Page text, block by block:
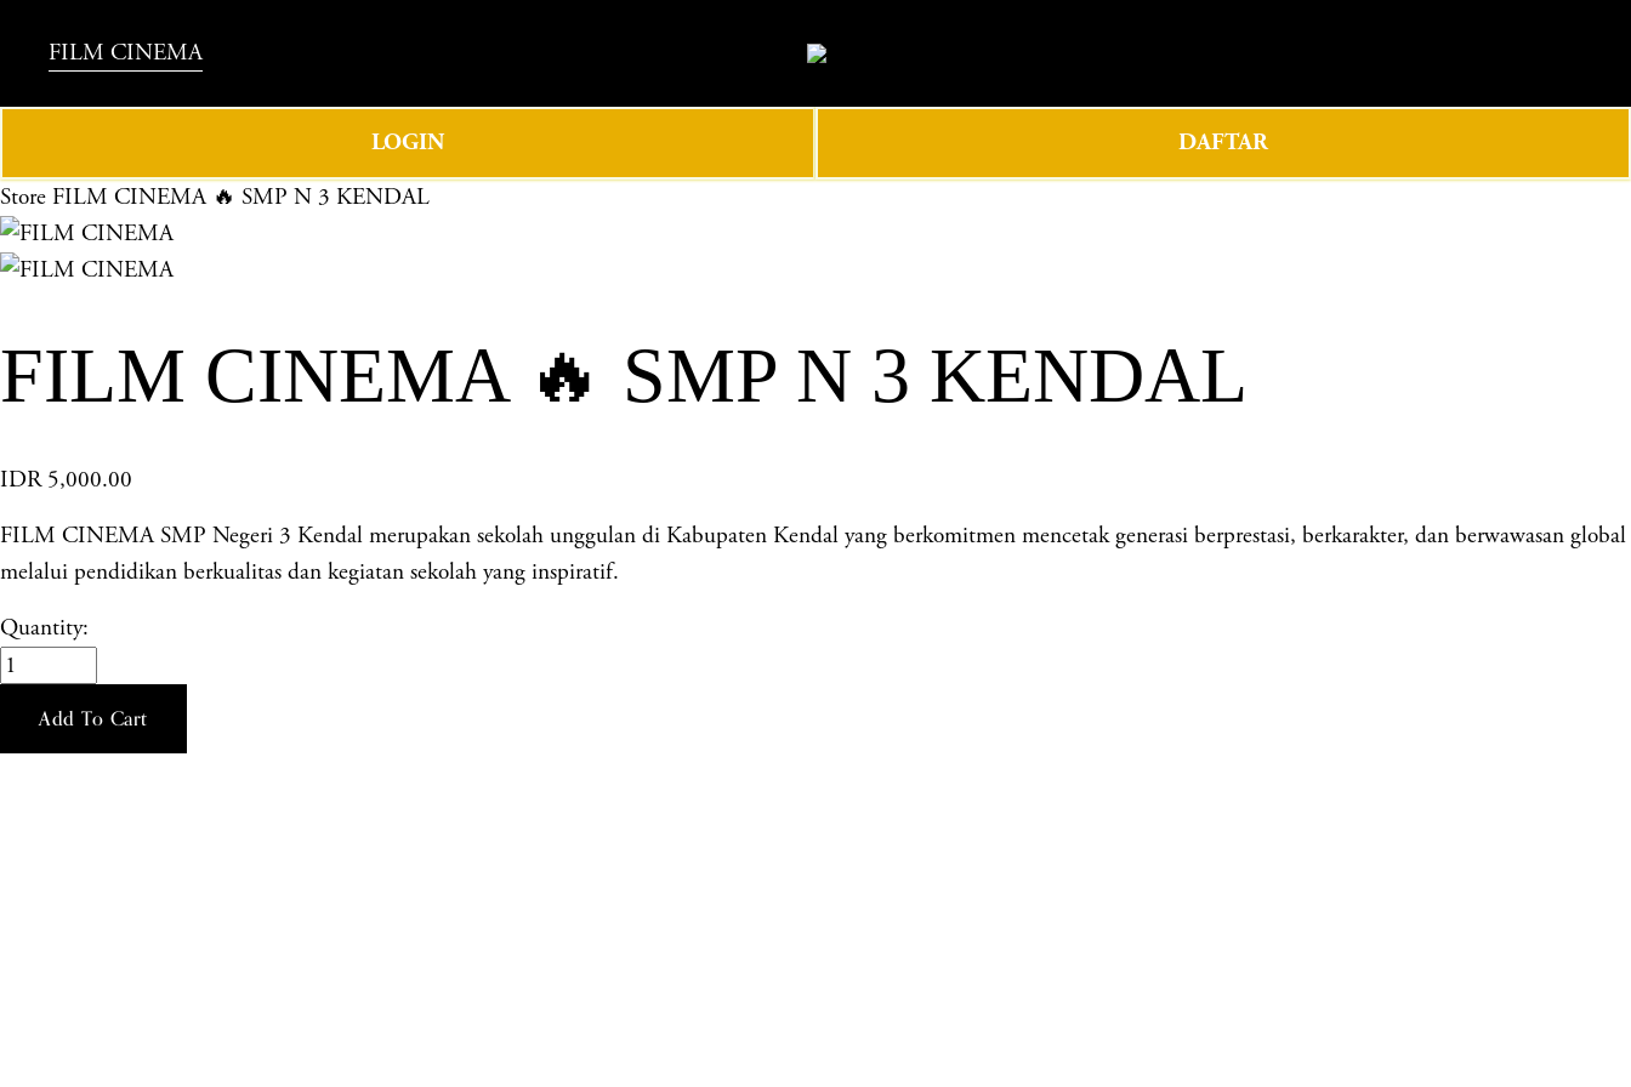
FILM CINEMA
LOGIN DAFTAR
Store FILM CINEMA 🔥 SMP N 3 KENDAL
FILM CINEMA 🔥 SMP N 3 KENDAL
IDR 5,000.00
FILM CINEMA SMP Negeri 3 Kendal merupakan sekolah unggulan di Kabupaten Kendal yang berkomitmen mencetak generasi berprestasi, berkarakter, dan berwawasan global
melalui pendidikan berkualitas dan kegiatan sekolah yang inspiratif.
Quantity:
Add To Cart